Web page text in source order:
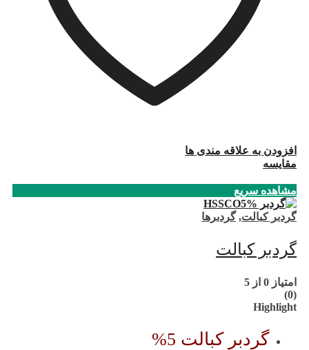
افزودن به علاقه مندی ها
مقایسه
مشاهده سریع
گردبر کبالت,گردبرها
گردبر کبالت
امتیاز 0 از 5
(0)
Highlight
گردبر کبالت 5%